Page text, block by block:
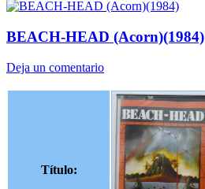
BEACH-HEAD (Acorn)(1984)
Deja un comentario
Título: